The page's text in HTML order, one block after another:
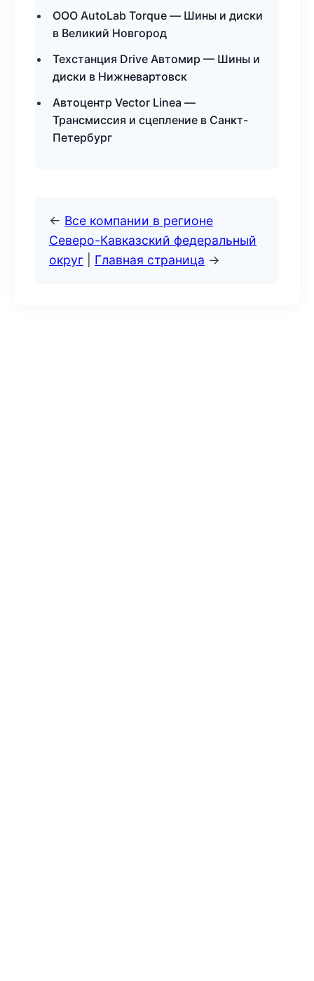
ООО AutoLab Torque — Шины и диски
в Великий Новгород
Техстанция Drive Автомир — Шины и
диски в Нижневартовск
Автоцентр Vector Linea —
Трансмиссия и сцепление в Санкт-
Петербург
← Все компании в регионе
Северо-Кавказский федеральный
округ
Главная страница →